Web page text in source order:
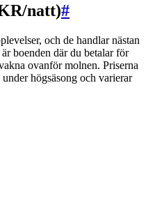
natt)#
och de handlar nästan
boenden där du betalar för
ovanför molnen. Priserna
högsäsong och varierar